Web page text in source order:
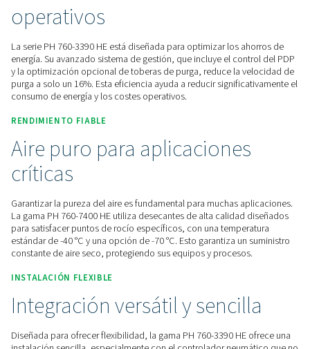
Inicio
Tratamiento De Aire Comprimido
SECADORES DE AIRE COMPRIMIDO
Secadores De Adsorción
PH 760-3390 HE
EFICIENCIA ENERGÉTICA
Reducción de los costes
operativos
La serie PH 760-3390 HE está diseñada para optimizar los
energía. Su avanzado sistema de gestión, que incluye el
y la optimización opcional de toberas de purga, reduce la
consumo de energía y los costes operativos.
RENDIMIENTO FIABLE